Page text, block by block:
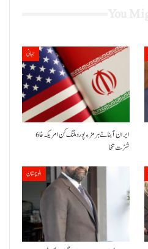
جہانی
ایران آبنائے ہرمز ءِ پورو ملنگ کن امریکہ غا 6
شڑت تخا
بلوچستان